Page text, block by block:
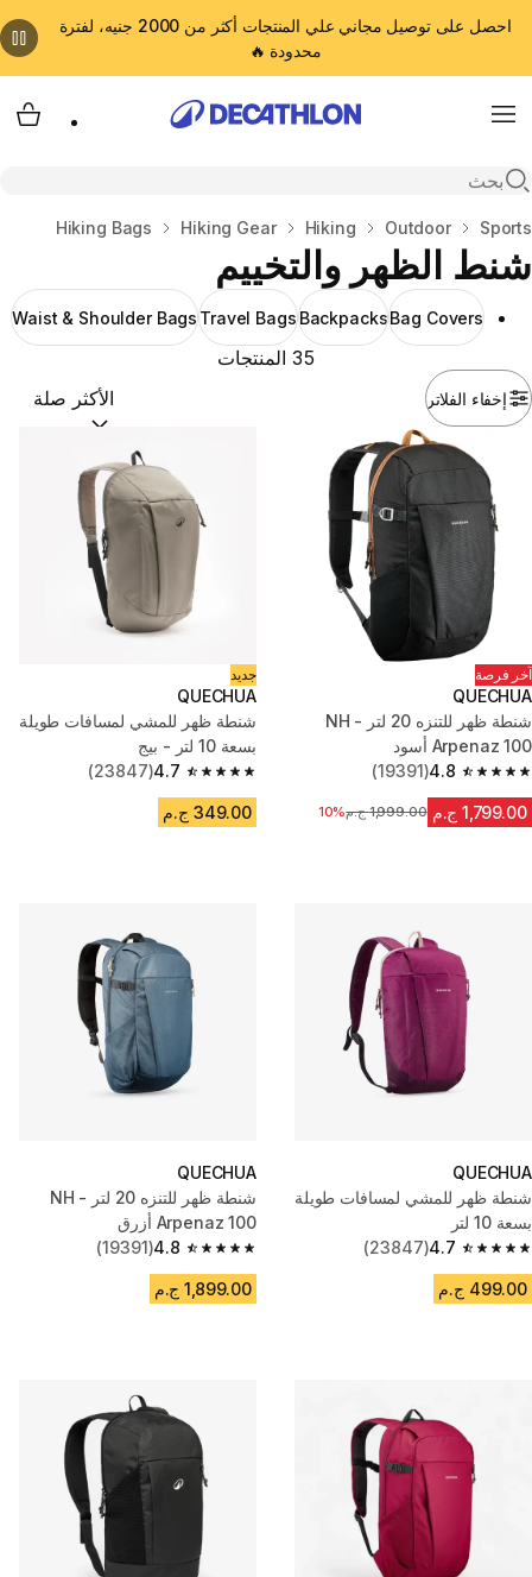
احصل على توصيل مجاني علي المنتجات أكثر من 2000 جنيه، لفترة
محدودة 🔥
Menu
Open search
المنزل
Sports
Outdoor
Hiking
Hiking Gear
Hiking Bags
شنط الظهر والتخييم
Bag Covers
Backpacks
Travel Bags
Waist & Shoulder Bags
إخفاء الفلاتر
35 المنتجات
ترتيب حسب:
آخر فرصة
QUECHUA
شنطة ظهر للتنزه 20 لتر - NH
Arpenaz 100 أسود
4.8
4.8 out of 5 stars from 19391 reviews
(19391)
1,799.00 ج.م السعر قبل التخفيض
1,999.00 ج.م 10%
جديد
QUECHUA
شنطة ظهر للمشي لمسافات طويلة
بسعة 10 لتر - بيج
4.7
4.7 out of 5 stars from 23847 reviews
(23847)
349.00 ج.م
QUECHUA
شنطة ظهر للمشي لمسافات طويلة
بسعة 10 لتر
4.7
4.7 out of 5 stars from 23847 reviews
(23847)
499.00 ج.م
QUECHUA
شنطة ظهر للتنزه 20 لتر - NH
Arpenaz 100 أزرق
4.8
4.8 out of 5 stars from 19391 reviews
(19391)
1,899.00 ج.م